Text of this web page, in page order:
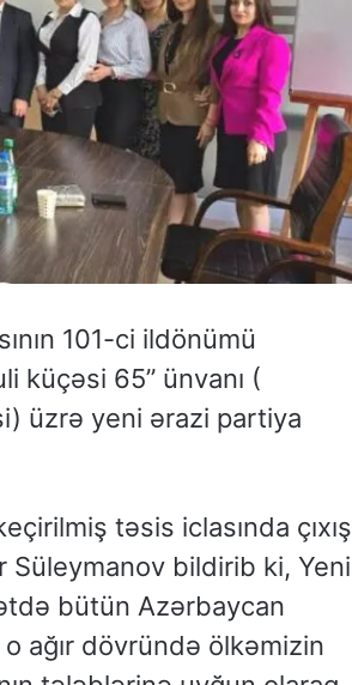
101-ci ildönümü
küçəsi 65” ünvanı (
üzrə yeni ərazi partiya
təsis iclasında çıxış
Süleymanov bildirib ki, Yeni
bütün Azərbaycan
ağır dövründə ölkəmizin